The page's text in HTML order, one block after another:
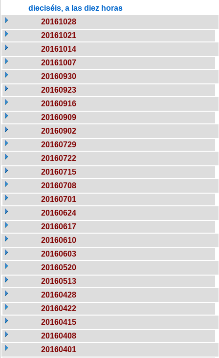
dieciséis, a las diez horas
20161028
20161021
20161014
20161007
20160930
20160923
20160916
20160909
20160902
20160729
20160722
20160715
20160708
20160701
20160624
20160617
20160610
20160603
20160520
20160513
20160428
20160422
20160415
20160408
20160401